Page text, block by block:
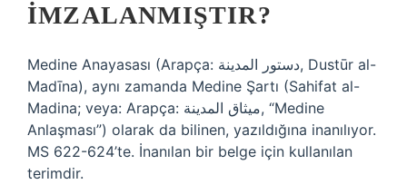
IMZALANMIŞTIR?
Medine Anayasası (Arapça: دستور المدينة, Dustūr al-
Madīna), aynı zamanda Medine Şartı (Sahifat al-
Madina; veya: Arapça: ميثاق المدينة, “Medine
Anlaşması”) olarak da bilinen, yazıldığına inanılıyor.
MS 622-624’te. İnanılan bir belge için kullanılan
terimdir.